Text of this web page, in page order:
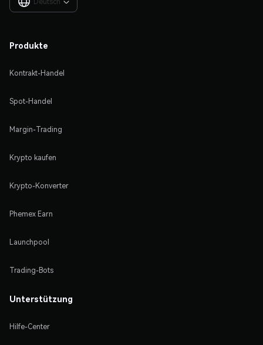

Produkte
Kontrakt-Handel
Spot-Handel
Margin-Trading
Krypto kaufen
Krypto-Konverter
Phemex Earn
Launchpool
Trading-Bots
Unterstützung
Hilfe-Center